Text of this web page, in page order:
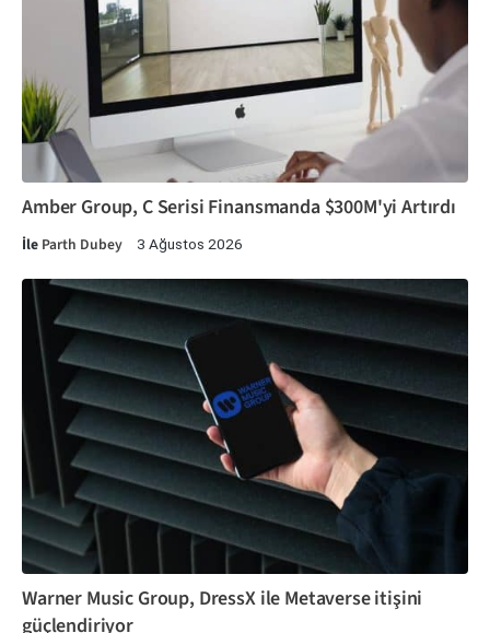
Amber Group, C Serisi Finansmanda $300M'yi Artırdı
İle Parth Dubey 3 Ağustos 2026
Warner Music Group, DressX ile Metaverse itişini
güçlendiriyor